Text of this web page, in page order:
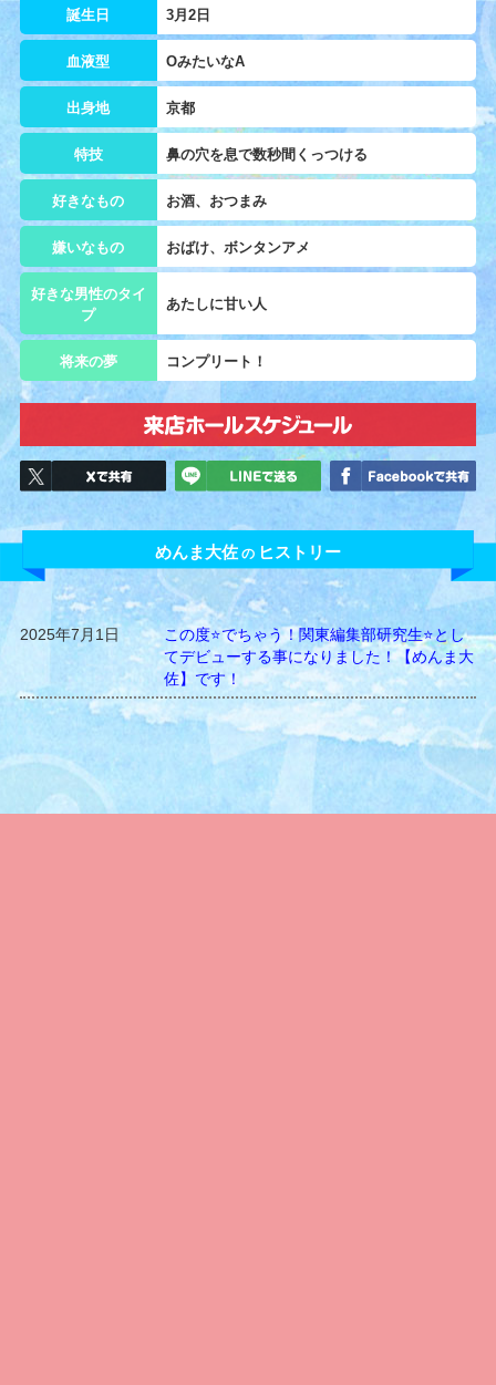
誕生日 3月2日
血液型 OみたいなA
出身地 京都
特技 鼻の穴を息で数秒間くっつける
好きなもの お酒、おつまみ
嫌いなもの おばけ、ボンタンアメ
好きな男性のタイ
プ
あたしに甘い人
将来の夢 コンプリート！
めんま大佐 の ヒストリー
2025年7月1日
この度⭐️でちゃう！関東編集部研究生⭐️とし
てデビューする事になりました！【めんま大
佐】です！